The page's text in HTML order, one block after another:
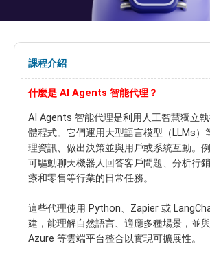
課程介紹
什麼是 AI Agents 智能代理？
AI Agents 智能代理是利用人工智慧獨立
體程式。它們運用大型語言模型（LLMs）
理資訊、做出決策並與用戶或系統互動。
可驅動聊天機器人回答客戶問題、分析行
療和零售等行業的日常任務。
這些代理使用 Python、Zapier 或
建，能理解自然語言、適應多種場景，並
Azure 等雲端平台整合以實現可擴展性。